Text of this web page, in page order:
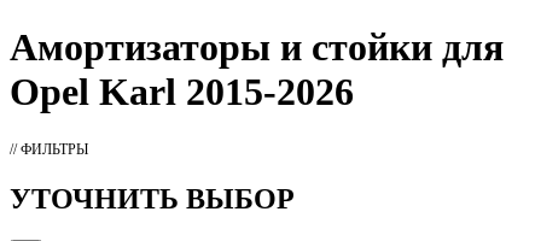
Амортизаторы и стойки для
Opel Karl 2015-2026
// ФИЛЬТРЫ
УТОЧНИТЬ ВЫБОР